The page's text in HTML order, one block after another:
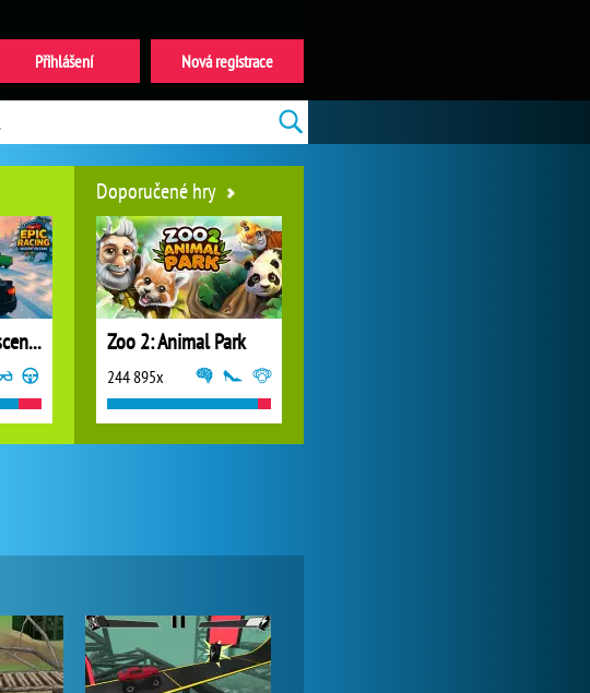
Epic Racing: Descent on Cars
Doporučené hry
Zoo 2: Animal Park
244 895x
Nová registrace
Přihlášení